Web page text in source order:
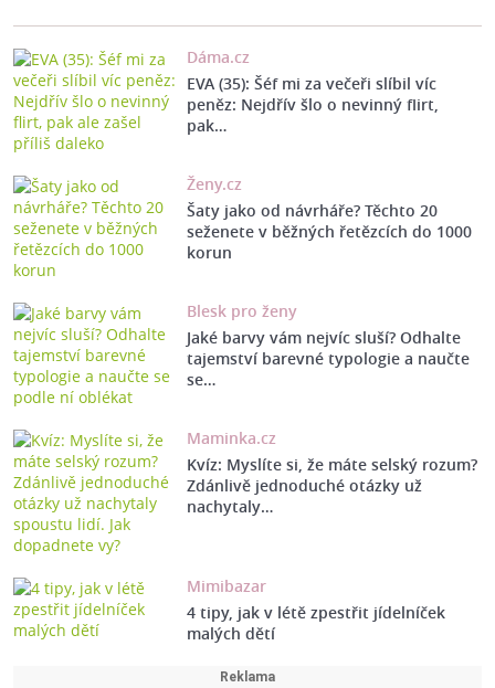
Dáma.cz
EVA (35): Šéf mi za večeři slíbil víc
peněz: Nejdřív šlo o nevinný flirt,
pak…
Ženy.cz
Šaty jako od návrháře? Těchto 20
seženete v běžných řetězcích do 1000
korun
Blesk pro ženy
Jaké barvy vám nejvíc sluší? Odhalte
tajemství barevné typologie a naučte
se…
Maminka.cz
Kvíz: Myslíte si, že máte selský rozum?
Zdánlivě jednoduché otázky už
nachytaly…
Mimibazar
4 tipy, jak v létě zpestřit jídelníček
malých dětí